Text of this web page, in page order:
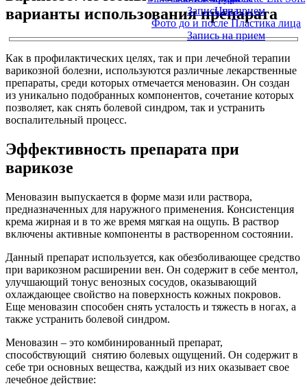
Цена
Фото до и после Пластика лица
Запись на прием
Запись на прием
варианты использования препарата
Как в профилактических целях, так и при лечебной терапии
варикозной болезни, используются различные лекарственные
препараты, среди которых отмечается меновазин. Он создан
из уникально подобранных компонентов, сочетание которых
позволяет, как снять болевой синдром, так и устранить
воспалительный процесс.
Эффективность препарата при
варикозе
Меновазин выпускается в форме мази или раствора,
предназначенных для наружного применения. Консистенция
крема жирная и в то же время мягкая на ощупь. В раствор
включены активные компоненты в растворенном состоянии.
Данный препарат используется, как обезболивающее средство
при варикозном расширении вен. Он содержит в себе ментол,
улучшающий тонус венозных сосудов, оказывающий
охлаждающее свойство на поверхность кожных покровов.
Еще меновазин способен снять усталость и тяжесть в ногах, а
также устранить болевой синдром.
Меновазин – это комбинированный препарат,
способствующий снятию болевых ощущений. Он содержит в
себе три основных вещества, каждый из них оказывает свое
лечебное действие: